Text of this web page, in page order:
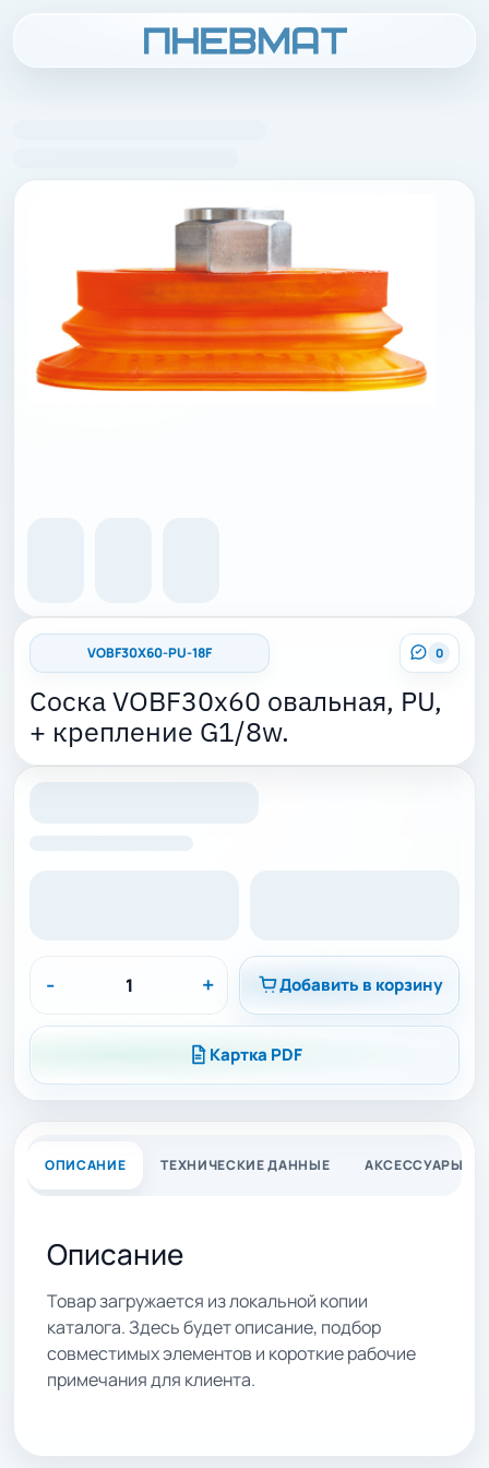
0
VOBF30X60-PU-18F
Соска VOBF30x60 овальная, PU,
+ крепление G1/8w.
- + Добавить в корзину
Картка PDF
ОПИСАНИЕ ТЕХНИЧЕСКИЕ ДАННЫЕ АКСЕССУАРЫ
Описание
Товар загружается из локальной копии
каталога. Здесь будет описание, подбор
совместимых элементов и короткие рабочие
примечания для клиента.